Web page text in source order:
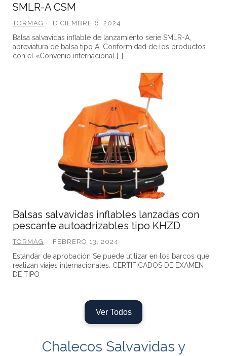
SMLR-A CSM
TORMAG DICIEMBRE 6, 2024
Balsa salvavidas inflable de lanzamiento serie SMLR-A,
abreviatura de balsa tipo A. Conformidad de los productos
con el «Convenio internacional […]
Balsas salvavidas inflables lanzadas con
pescante autoadrizables tipo KHZD
TORMAG FEBRERO 13, 2024
Estándar de aprobación Se puede utilizar en los barcos que
realizan viajes internacionales. CERTIFICADOS DE EXAMEN
DE TIPO
Ver Todos
Chalecos Salvavidas y